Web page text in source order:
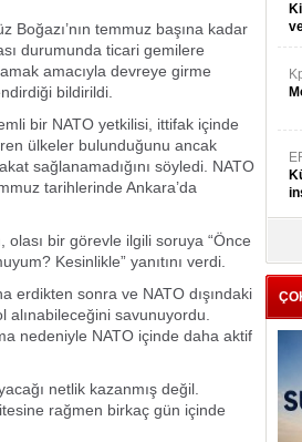
Boğazı’nın temmuz başına kadar
durumunda ticari gemilere
amacıyla devreye girme
bildirildi.
bir NATO yetkilisi, ittifak içinde
ülkeler bulunduğunu ancak
sağlanamadığını söyledi. NATO
tarihlerinde Ankara’da
bir görevle ilgili soruya “Önce
Kesinlikle” yanıtını verdi.
erdikten sonra ve NATO dışındaki
alınabileceğini savunuyordu.
nedeniyle NATO içinde daha aktif
netlik kazanmış değil.
rağmen birkaç gün içinde